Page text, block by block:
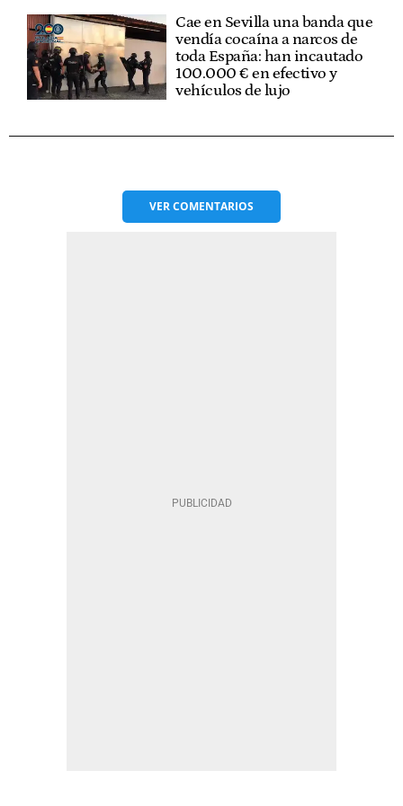
Cae en Sevilla una banda que
vendía cocaína a narcos de
toda España: han incautado
100.000 € en efectivo y
vehículos de lujo
VERCOMENTARIOS